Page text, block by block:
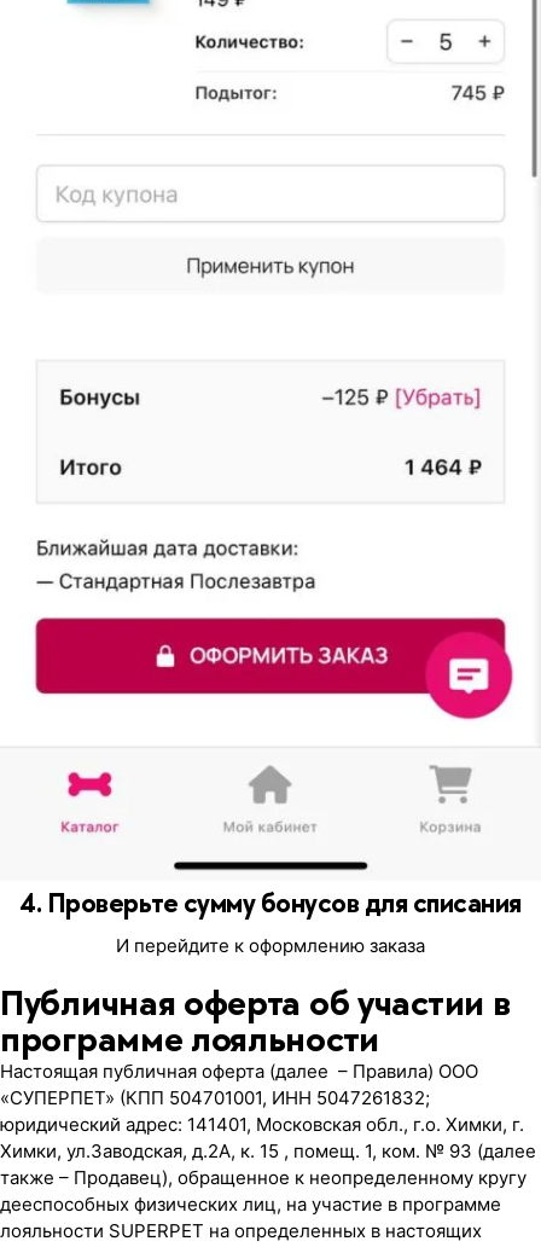
4. Проверьте сумму бонусов для списания
И перейдите к оформлению заказа
Публичная оферта об участии в
программе лояльности
Настоящая публичная оферта (далее – Правила) ООО
«СУПЕРПЕТ» (КПП 504701001, ИНН 5047261832;
юридический адрес: 141401, Московская обл., г.о. Химки, г.
Химки, ул.Заводская, д.2А, к. 15 , помещ. 1, ком. № 93 (далее
также – Продавец), обращенное к неопределенному кругу
дееспособных физических лиц, на участие в программе
лояльности SUPERPET на определенных в настоящих